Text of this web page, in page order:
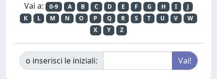
Vai a: 0-9 A B C D E F G H I
J
K
L M N O P Q R S T U V
W
X
Y Z
o inserisci le iniziali: